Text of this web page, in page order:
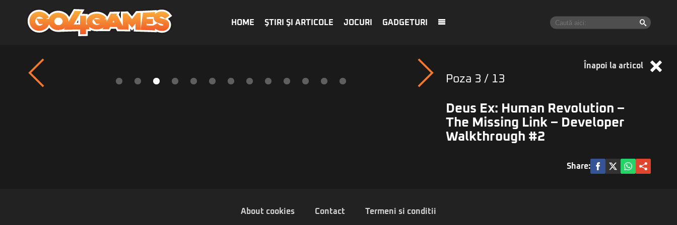
HOME ŞTIRI ŞI ARTICOLE JOCURI GADGETURI
Înapoi la articol
Poza 3 / 13
Deus Ex: Human Revolution –
The Missing Link – Developer
Walkthrough #2
Share:
About cookies Contact Termeni si conditii